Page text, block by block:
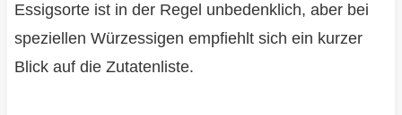
Essigsorte ist in der Regel unbedenklich, aber bei
speziellen Würzessigen empfiehlt sich ein kurzer
Blick auf die Zutatenliste.